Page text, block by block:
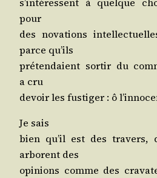
pour
des nova­tions
parce qu’ils
pré­ten­daient sor­tir du
a cru
devoir les fus­ti­ger : ô
Je sais
bien qu’il est des tra­vers,
arborent des
opi­nions comme des